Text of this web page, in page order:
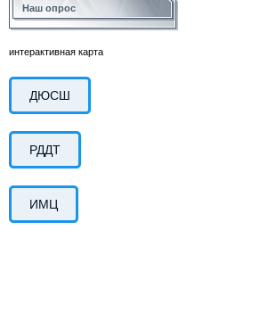
Наш опрос
интерактивная карта
ДЮСШ
РДДТ
ИМЦ